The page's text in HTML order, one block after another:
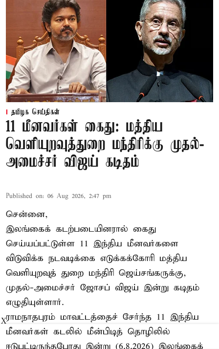
தமிழக செய்திகள்
11 மீனவர்கள் கைது: மத்திய
வெளியுறவுத்துறை மந்திரிக்கு முதல்-
அமைச்சர் விஜய் கடிதம்
Published on: 06 Aug 2026, 2:47 pm
சென்னை,
இலங்கைக் கடற்படையினரால் கைது
செய்யப்பட்டுள்ள 11 இந்திய மீனவர்களை
விடுவிக்க நடவடிக்கை எடுக்கக்கோரி மத்திய
வெளியுறவுத் துறை மந்திரி ஜெய்சங்கருக்கு,
முதல்-அமைச்சர் ஜோசப் விஜய் இன்று கடிதம்
எழுதியுள்ளார்.
ராமநாதபுரம் மாவட்டத்தைச் சேர்ந்த 11 இந்திய
மீனவர்கள் கடலில் மீன்பிடித் தொழிலில்
ஈடுபட்டிருந்தபோது இன்று (6.8.2026) இலங்கைக்
X